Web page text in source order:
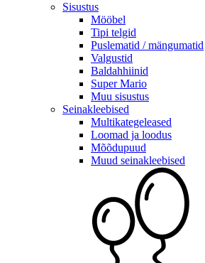
Sisustus
Mööbel
Tipi telgid
Puslematid / mängumatid
Valgustid
Baldahhiinid
Super Mario
Muu sisustus
Seinakleebised
Multikategeleased
Loomad ja loodus
Mõõdupuud
Muud seinakleebised